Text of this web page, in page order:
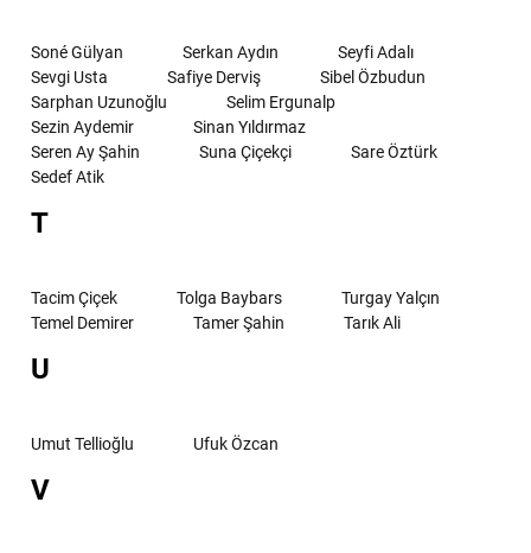
Soné Gülyan Serkan Aydın
Seyfi Adalı
Sevgi Usta
Safiye Derviş
Sibel Özbudun
Sarphan Uzunoğlu
Selim Ergunalp
Sezin Aydemir
Sinan Yıldırmaz
Seren Ay Şahin
Suna Çiçekçi
Sare Öztürk
Sedef Atik
T
Tacim Çiçek Tolga Baybars
Turgay Yalçın
Temel Demirer
Tamer Şahin Tarık Ali
U
Umut Tellioğlu Ufuk Özcan
V